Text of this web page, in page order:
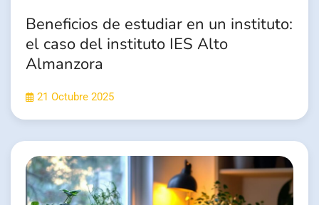
Beneficios de estudiar en un instituto:
el caso del instituto IES Alto
Almanzora
21 Octubre 2025